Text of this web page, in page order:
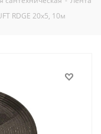
RDGE 20х5, 10м